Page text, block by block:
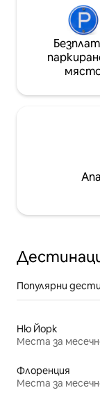
Популярни
Ню Йорк
Места за
Флоренция
Места за